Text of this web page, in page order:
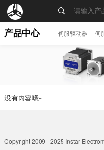
MENU
产品中心 伺服驱动器 伺
没有内容哦~
Copyright 2009 - 2025 Instar